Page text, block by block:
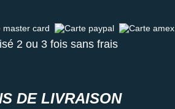
card Carte paypal Carte amex
2 ou 3 fois sans frais
DE LIVRAISON